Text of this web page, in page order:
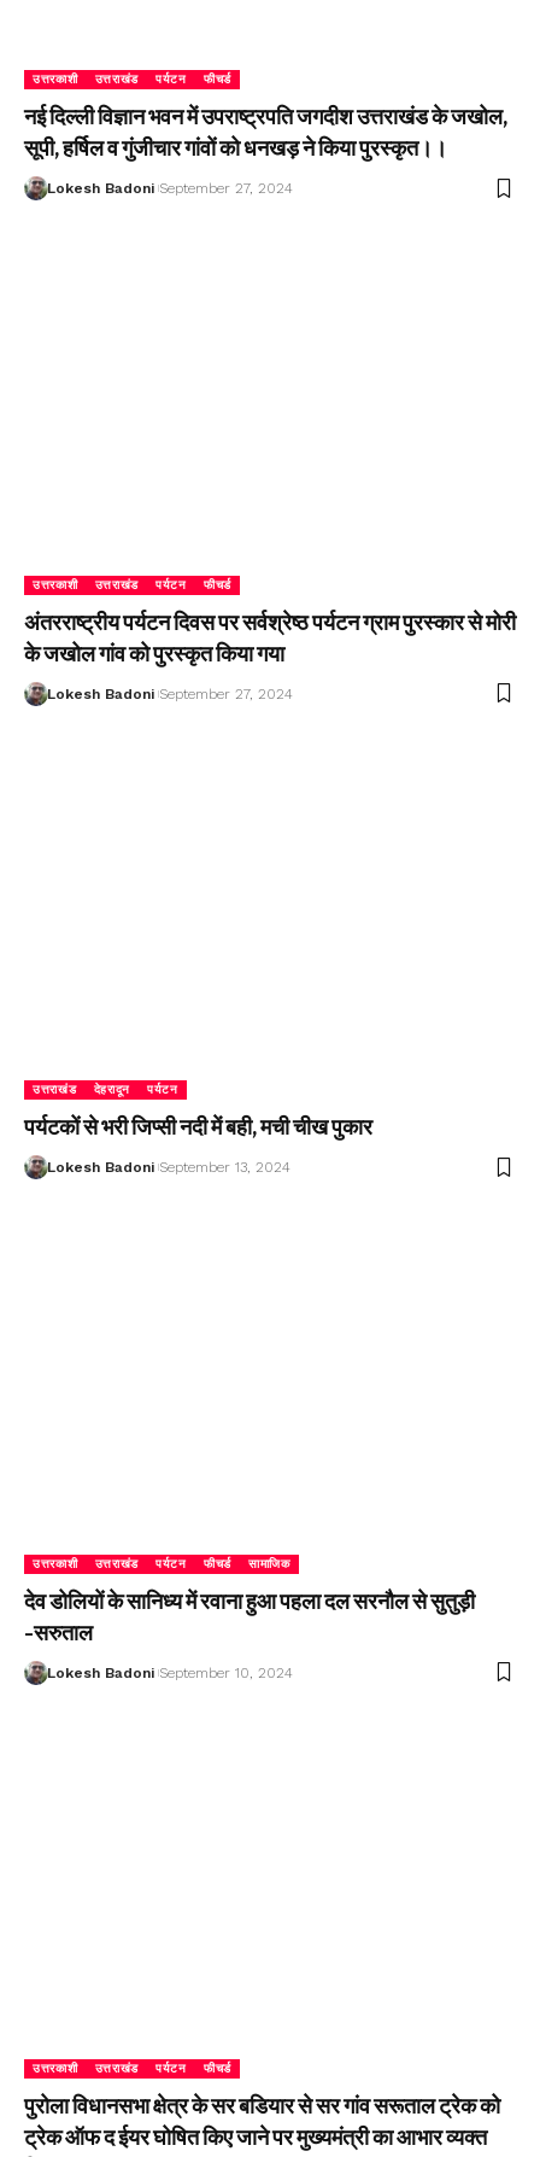
उत्तरकाशी उत्तराखंड पर्यटन फीचर्ड
नई दिल्ली विज्ञान भवन में उपराष्ट्रपति जगदीश उत्तराखंड के जखोल,
सूपी, हर्षिल व गुंजीचार गांवों को धनखड़ ने किया पुरस्कृत।।
Lokesh Badoni September 27, 2024
उत्तरकाशी उत्तराखंड पर्यटन फीचर्ड
अंतरराष्ट्रीय पर्यटन दिवस पर सर्वश्रेष्ठ पर्यटन ग्राम पुरस्कार से मोरी
के जखोल गांव को पुरस्कृत किया गया
Lokesh Badoni September 27, 2024
उत्तराखंड देहरादून पर्यटन
पर्यटकों से भरी जिप्सी नदी में बही, मची चीख पुकार
Lokesh Badoni September 13, 2024
उत्तरकाशी उत्तराखंड पर्यटन फीचर्ड सामाजिक
देव डोलियों के सानिध्य में रवाना हुआ पहला दल सरनौल से सुतुड़ी
-सरुताल
Lokesh Badoni September 10, 2024
उत्तरकाशी उत्तराखंड पर्यटन फीचर्ड
पुरोला विधानसभा क्षेत्र के सर बडियार से सर गांव सरूताल ट्रेक को
ट्रेक ऑफ द ईयर घोषित किए जाने पर मुख्यमंत्री का आभार व्यक्त